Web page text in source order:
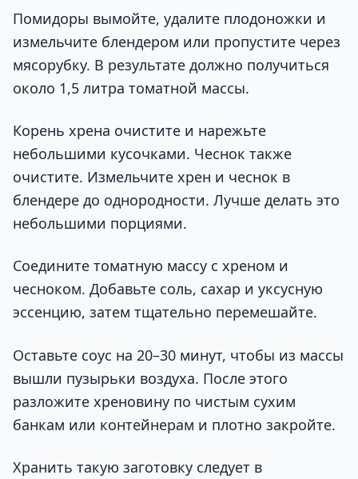
Помидоры вымойте, удалите плодоножки и
измельчите блендером или пропустите через
мясорубку. В результате должно получиться
около 1,5 литра томатной массы.
Корень хрена очистите и нарежьте
небольшими кусочками. Чеснок также
очистите. Измельчите хрен и чеснок в
блендере до однородности. Лучше делать это
небольшими порциями.
Соедините томатную массу с хреном и
чесноком. Добавьте соль, сахар и уксусную
эссенцию, затем тщательно перемешайте.
Оставьте соус на 20–30 минут, чтобы из массы
вышли пузырьки воздуха. После этого
разложите хреновину по чистым сухим
банкам или контейнерам и плотно закройте.
Хранить такую заготовку следует в